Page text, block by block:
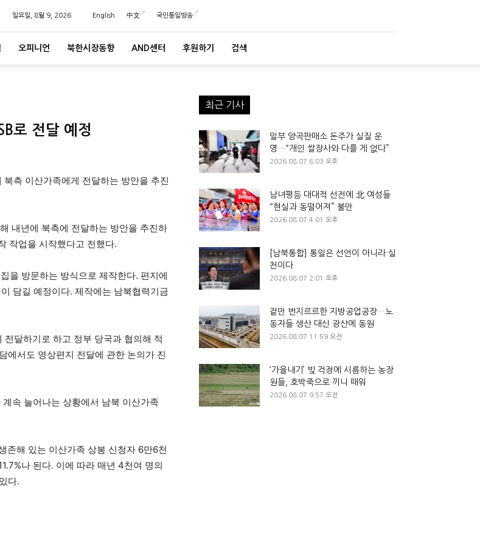
일요일, 8월 9, 2026 English 中文 국민통일방송
오피니언 북한시장동향 AND센터 후원하기 검색
로 전달 예정
측 이산가족에게 전달하는 방안을 추진
내년에 북측에 전달하는 방안을 추진하
작업을 시작했다고 전했다.
을 방문하는 방식으로 제작한다. 편지에
담길 예정이다. 제작에는 남북협력기금
달하기로 하고 정부 당국과 협의해 적
에서도 영상편지 전달에 관한 논의가 진
속 늘어나는 상황에서 남북 이산가족
존해 있는 이산가족 상봉 신청자 6만6천
나 된다. 이에 따라 매년 4천여 명의
다.
최근 기사
일부 양곡판매소 돈주가 실질 운
영…“개인 쌀장사와 다를 게 없다”
2026.08.07 6:03 오후
남녀평등 대대적 선전에 北 여성들
“현실과 동떨어져” 불만
2026.08.07 4:01 오후
[남북통합] 통일은 선언이 아니라 실
천이다
2026.08.07 2:01 오후
겉만 번지르르한 지방공업공장…노
동자들 생산 대신 광산에 동원
2026.08.07 11:59 오전
‘가을내기’ 빚 걱정에 시름하는 농장
원들, 호박죽으로 끼니 때워
2026.08.07 9:57 오전